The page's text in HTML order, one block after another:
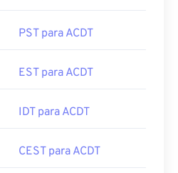
PST para ACDT
EST para ACDT
IDT para ACDT
CEST para ACDT